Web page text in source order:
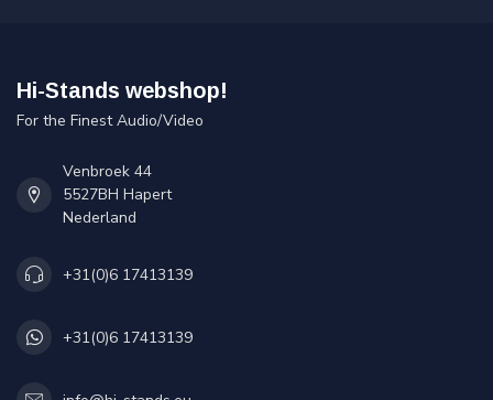
Hi-Stands webshop!
For the Finest Audio/Video
Venbroek 44
5527BH Hapert
Nederland
+31(0)6 17413139
+31(0)6 17413139